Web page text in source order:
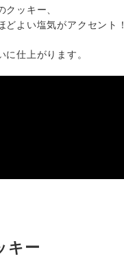
ッキー、
よい塩気がアクセント！
仕上がります。
キー